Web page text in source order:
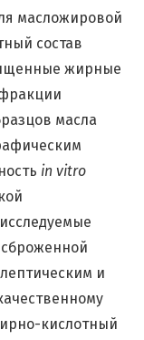
масложировой
состав
жирные
масла
in vitro
и
кислотный